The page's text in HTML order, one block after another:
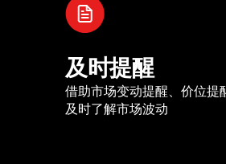
及时提醒
借助市场变动提醒、价位提
及时了解市场波动